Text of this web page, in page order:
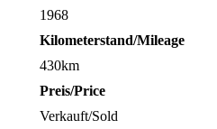
1968
Kilometerstand/Mileage
430km
Preis/Price
Verkauft/Sold